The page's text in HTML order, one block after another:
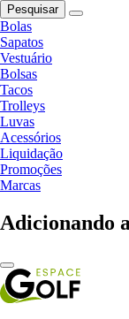
Pesquisar
Bolas
Sapatos
Vestuário
Bolsas
Tacos
Trolleys
Luvas
Acessórios
Liquidação
Promoções
Marcas
Adicionando